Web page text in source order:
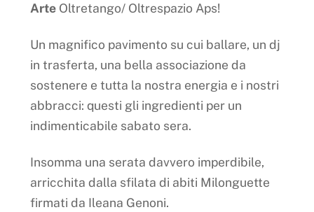
ArteOltretango/ Oltrespazio Aps!
Un magnifico pavimento su cui ballare, un dj
in trasferta, una bella associazione da
sostenere e tutta la nostra energia e i nostri
abbracci: questi gli ingredienti per un
indimenticabile sabato sera.
Insomma una serata davvero imperdibile,
arricchita dalla sfilata di abiti Milonguette
firmati da Ileana Genoni.